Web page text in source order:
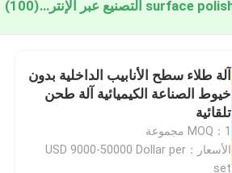
surface polishing machine التصنيع عبر الإنترنت(100)
آلة طلاء سطح الأنابيب الداخلية بدون
خيوط الصناعة الكيميائية آلة طحن
تلقائية
MOQ：1 مجموعة
الأسعار：USD 9000-50000 Dollar per
set